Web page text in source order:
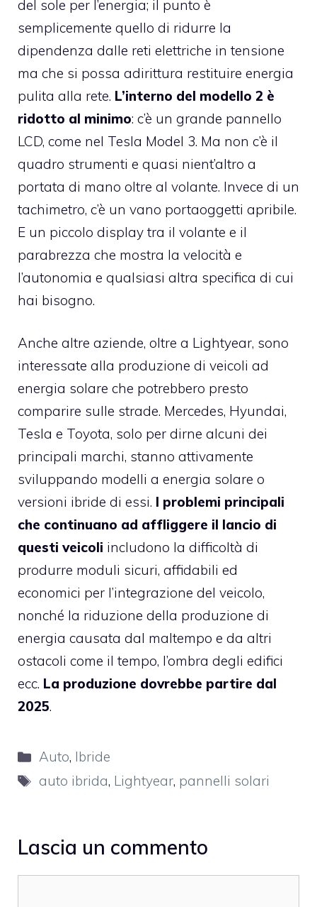
del sole per l’energia; il punto è
semplicemente quello di ridurre la
dipendenza dalle reti elettriche in tensione
ma che si possa adirittura restituire energia
pulita alla rete. L’interno del modello 2 è
ridotto al minimo: c’è un grande pannello
LCD, come nel Tesla Model 3. Ma non c’è il
quadro strumenti e quasi nient’altro a
portata di mano oltre al volante. Invece di un
tachimetro, c’è un vano portaoggetti apribile.
E un piccolo display tra il volante e il
parabrezza che mostra la velocità e
l’autonomia e qualsiasi altra specifica di cui
hai bisogno.
Anche altre aziende, oltre a Lightyear, sono
interessate alla produzione di veicoli ad
energia solare che potrebbero presto
comparire sulle strade. Mercedes, Hyundai,
Tesla e Toyota, solo per dirne alcuni dei
principali marchi, stanno attivamente
sviluppando modelli a energia solare o
versioni ibride di essi. I problemi principali
che continuano ad affliggere il lancio di
questi veicoli includono la difficoltà di
produrre moduli sicuri, affidabili ed
economici per l’integrazione del veicolo,
nonché la riduzione della produzione di
energia causata dal maltempo e da altri
ostacoli come il tempo, l’ombra degli edifici
ecc. La produzione dovrebbe partire dal
2025.
Categorie
Auto, Ibride
Tag
auto ibrida, Lightyear, pannelli solari
Lascia un commento